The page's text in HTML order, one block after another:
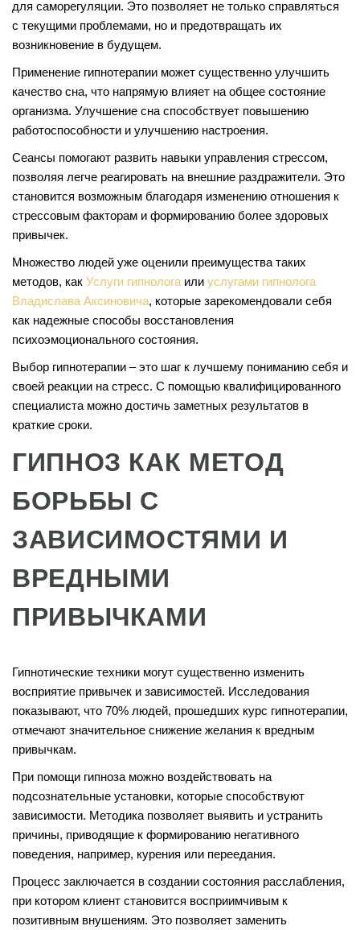
для саморегуляции. Это позволяет не только справляться
с текущими проблемами, но и предотвращать их
возникновение в будущем.
Применение гипнотерапии может существенно улучшить
качество сна, что напрямую влияет на общее состояние
организма. Улучшение сна способствует повышению
работоспособности и улучшению настроения.
Сеансы помогают развить навыки управления стрессом,
позволяя легче реагировать на внешние раздражители. Это
становится возможным благодаря изменению отношения к
стрессовым факторам и формированию более здоровых
привычек.
Множество людей уже оценили преимущества таких
методов, как Услуги гипнолога или услугами гипнолога
Владислава Аксиновича, которые зарекомендовали себя
как надежные способы восстановления
психоэмоционального состояния.
Выбор гипнотерапии – это шаг к лучшему пониманию себя и
своей реакции на стресс. С помощью квалифицированного
специалиста можно достичь заметных результатов в
краткие сроки.
ГИПНОЗ КАК МЕТОД
БОРЬБЫ С
ЗАВИСИМОСТЯМИ И
ВРЕДНЫМИ
ПРИВЫЧКАМИ
Гипнотические техники могут существенно изменить
восприятие привычек и зависимостей. Исследования
показывают, что 70% людей, прошедших курс гипнотерапии,
отмечают значительное снижение желания к вредным
привычкам.
При помощи гипноза можно воздействовать на
подсознательные установки, которые способствуют
зависимости. Методика позволяет выявить и устранить
причины, приводящие к формированию негативного
поведения, например, курения или переедания.
Процесс заключается в создании состояния расслабления,
при котором клиент становится восприимчивым к
позитивным внушениям. Это позволяет заменить